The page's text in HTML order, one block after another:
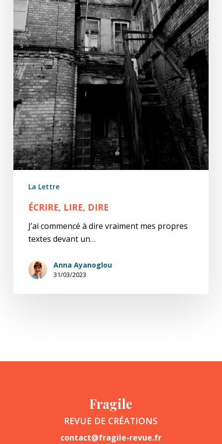
La Lettre
ÉCRIRE, LIRE, DIRE
J’ai commencé à dire vraiment mes propres
textes devant un…
Anna Ayanoglou
31/03/2023
Fragile
REVUE DE CRÉATIONS
contact@fragile-revue.fr